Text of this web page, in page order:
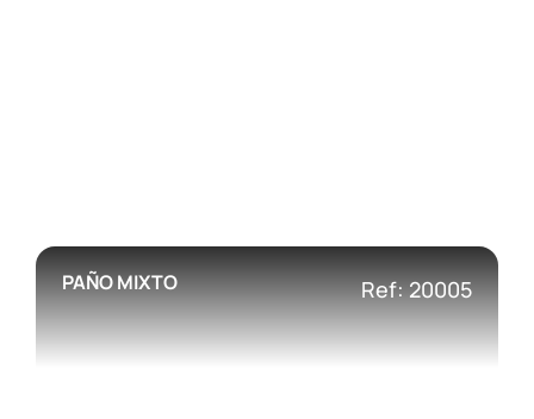
PAÑO MIXTO Ref: 20005